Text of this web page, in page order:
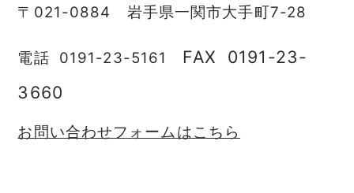
〒021-0884 岩手県一関市大手町7-28
電話 0191-23-5161 FAX 0191-23-
3660
お問い合わせフォームはこちら